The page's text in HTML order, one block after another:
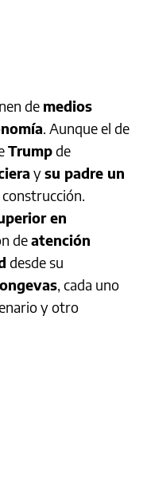
de medios
. Aunque el de
Trumpde
ysu padre un
construcción.
en
deatención
desde su
, cada uno
y otro